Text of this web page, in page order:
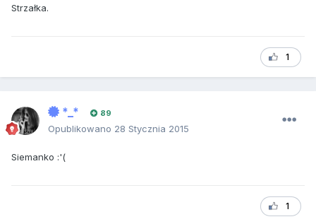
Strzałka.
1
*_* 89
Opublikowano 28 Stycznia 2015
Siemanko :'(
1